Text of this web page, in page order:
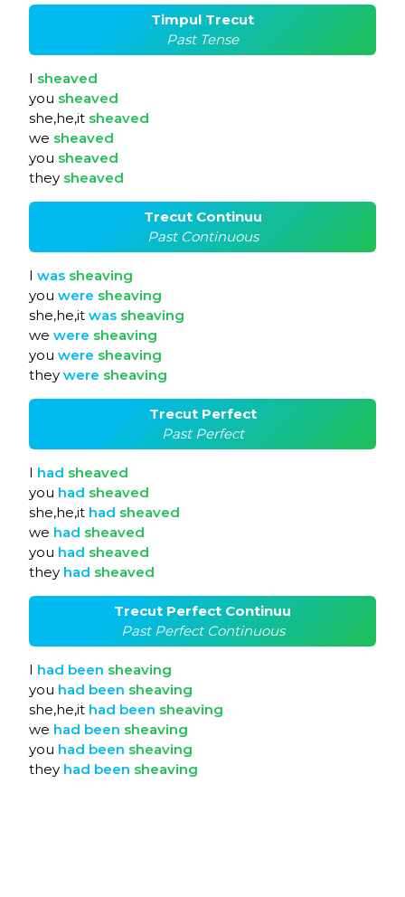
Timpul Trecut
Past Tense
I sheaved
you sheaved
she,he,it sheaved
we sheaved
you sheaved
they sheaved
Trecut Continuu
Past Continuous
I was sheaving
you were sheaving
she,he,it was sheaving
we were sheaving
you were sheaving
they were sheaving
Trecut Perfect
Past Perfect
I had sheaved
you had sheaved
she,he,it had sheaved
we had sheaved
you had sheaved
they had sheaved
Trecut Perfect Continuu
Past Perfect Continuous
I had been sheaving
you had been sheaving
she,he,it had been sheaving
we had been sheaving
you had been sheaving
they had been sheaving